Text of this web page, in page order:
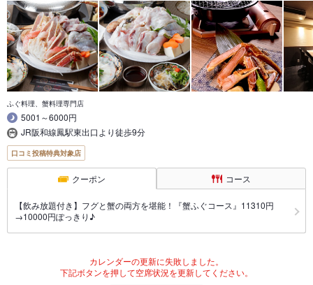
ふぐ料理、蟹料理専門店
5001～6000円
JR阪和線鳳駅東出口より徒歩9分
口コミ投稿特典対象店
クーポン コース
【飲み放題付き】フグと蟹の両方を堪能！『蟹ふぐコース』11310円
→10000円ぽっきり♪
カレンダーの更新に失敗しました。
下記ボタンを押して空席状況を更新してください。